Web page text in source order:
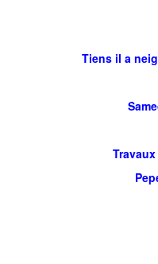
Tiens il a